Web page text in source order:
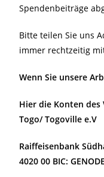
Spendenbeiträge
Bitte teilen Sie uns
immer rechtzeitig
Wenn Sie unsere
Hier die Konten
Togo/ Togoville e.V
Raiffeisenbank
4020 00 BIC: